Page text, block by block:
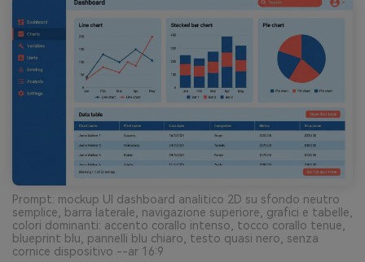
Prompt: mockup UI dashboard analitico 2D su sfondo neutro
semplice, barra laterale, navigazione superiore, grafici e tabelle,
colori dominanti: accento corallo intenso, tocco corallo tenue,
blueprint blu, pannelli blu chiaro, testo quasi nero, senza
cornice dispositivo --ar 16:9